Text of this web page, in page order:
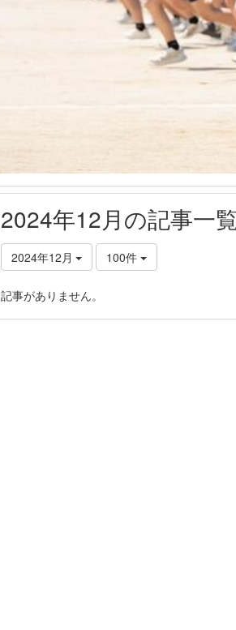
2024年12月の記事一
2024年12月 100件
記事がありません。